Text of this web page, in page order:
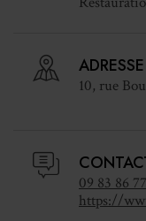
artisanale,
permis à l’enseigne
spécialité
propriétaire des
correctement à
ADRESSE
10, rue
09 83 86
https://